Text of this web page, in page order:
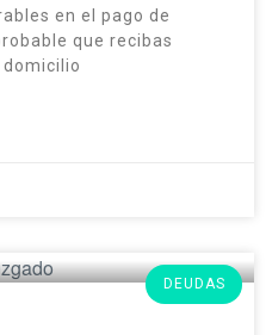
en el pago de
que recibas
DEUDAS